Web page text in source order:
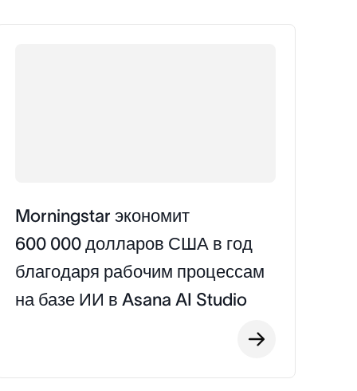
Morningstar экономит
600 000 долларов США в год
благодаря рабочим процессам
на базе ИИ в Asana AI Studio